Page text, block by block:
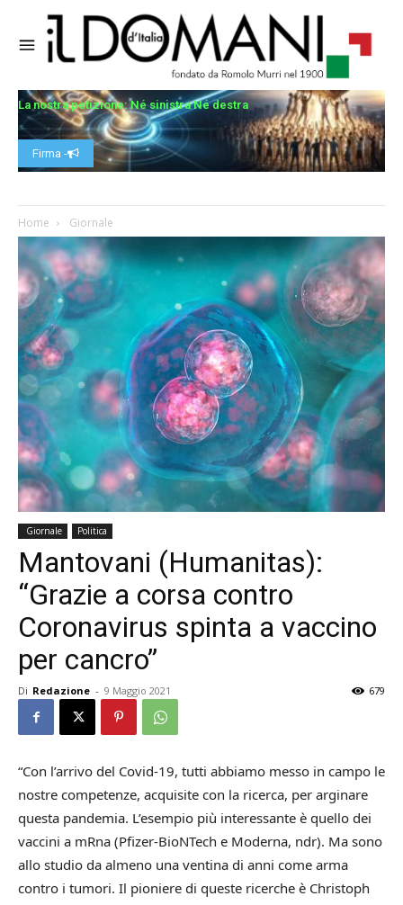
La nostra petizione: Né sinistra Né destra
Firma -
Home Giornale
Giornale Politica
Mantovani (Humanitas):
“Grazie a corsa contro
Coronavirus spinta a vaccino
per cancro”
Di Redazione - 9 Maggio 2021 679
“Con l’arrivo del Covid-19, tutti abbiamo messo in campo le
nostre competenze, acquisite con la ricerca, per arginare
questa pandemia. L’esempio più interessante è quello dei
vaccini a mRna (Pfizer-BioNTech e Moderna, ndr). Ma sono
allo studio da almeno una ventina di anni come arma
contro i tumori. Il pioniere di queste ricerche è Christoph